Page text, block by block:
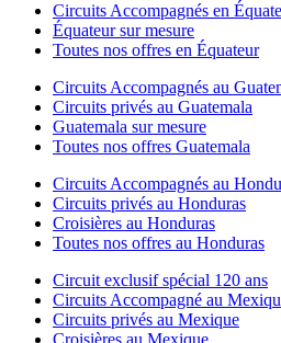
Circuits Accompagnés en
Équateur sur mesure
Toutes nos offres en Équateur
Circuits Accompagnés au
Circuits privés au Guatemala
Guatemala sur mesure
Toutes nos offres Guatemala
Circuits Accompagnés au
Circuits privés au Honduras
Croisières au Honduras
Toutes nos offres au Honduras
Circuit exclusif spécial 120 ans
Circuits Accompagné au
Circuits privés au Mexique
Croisières au Mexique